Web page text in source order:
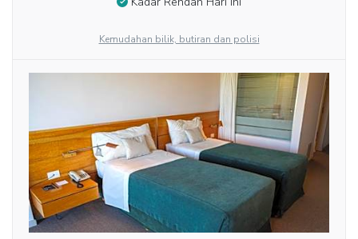
Kemudahan bilik, butiran dan polisi